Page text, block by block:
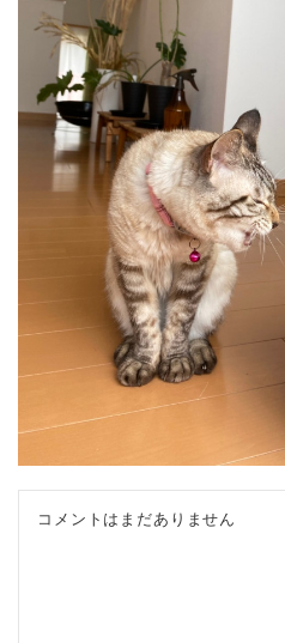
コメントはまだありません